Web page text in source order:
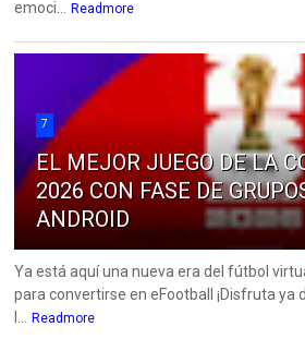
emoci...
Readmore
7
EL MEJOR JUEGO DE LA
2026 CON FASE DE
ANDROID
Ya está aquí una nueva era del fútbol
para convertirse en eFootball ¡Disfruta ya
Readmore